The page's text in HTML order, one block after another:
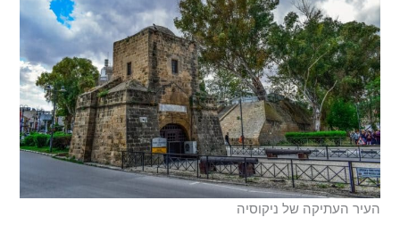
העיר העתיקה של ניקוסיה